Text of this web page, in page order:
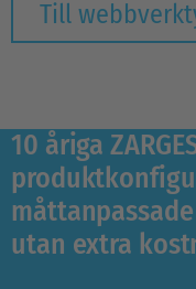
Till
10 åriga
utan extra